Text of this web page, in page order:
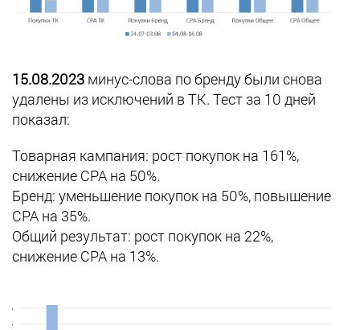
15.08.2023 минус-слова по бренду были снова
удалены из исключений в ТК. Тест за 10 дней
показал:
Товарная кампания: рост покупок на 161%,
снижение СРА на 50%.
Бренд: уменьшение покупок на 50%, повышение
СРА на 35%.
Общий результат: рост покупок на 22%,
снижение СРА на 13%.